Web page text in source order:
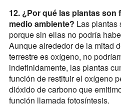
12. ¿Por qué las plantas son
medio ambiente? Las plantas
porque sin ellas no podría
Aunque alrededor de la mitad
terrestre es oxígeno, no
indefinidamente, las plantas
función de restituir el oxígeno
dióxido de carbono que
función llamada fotosíntesis.